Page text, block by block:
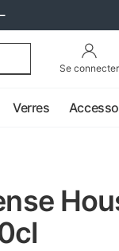
Se connecter
Verres